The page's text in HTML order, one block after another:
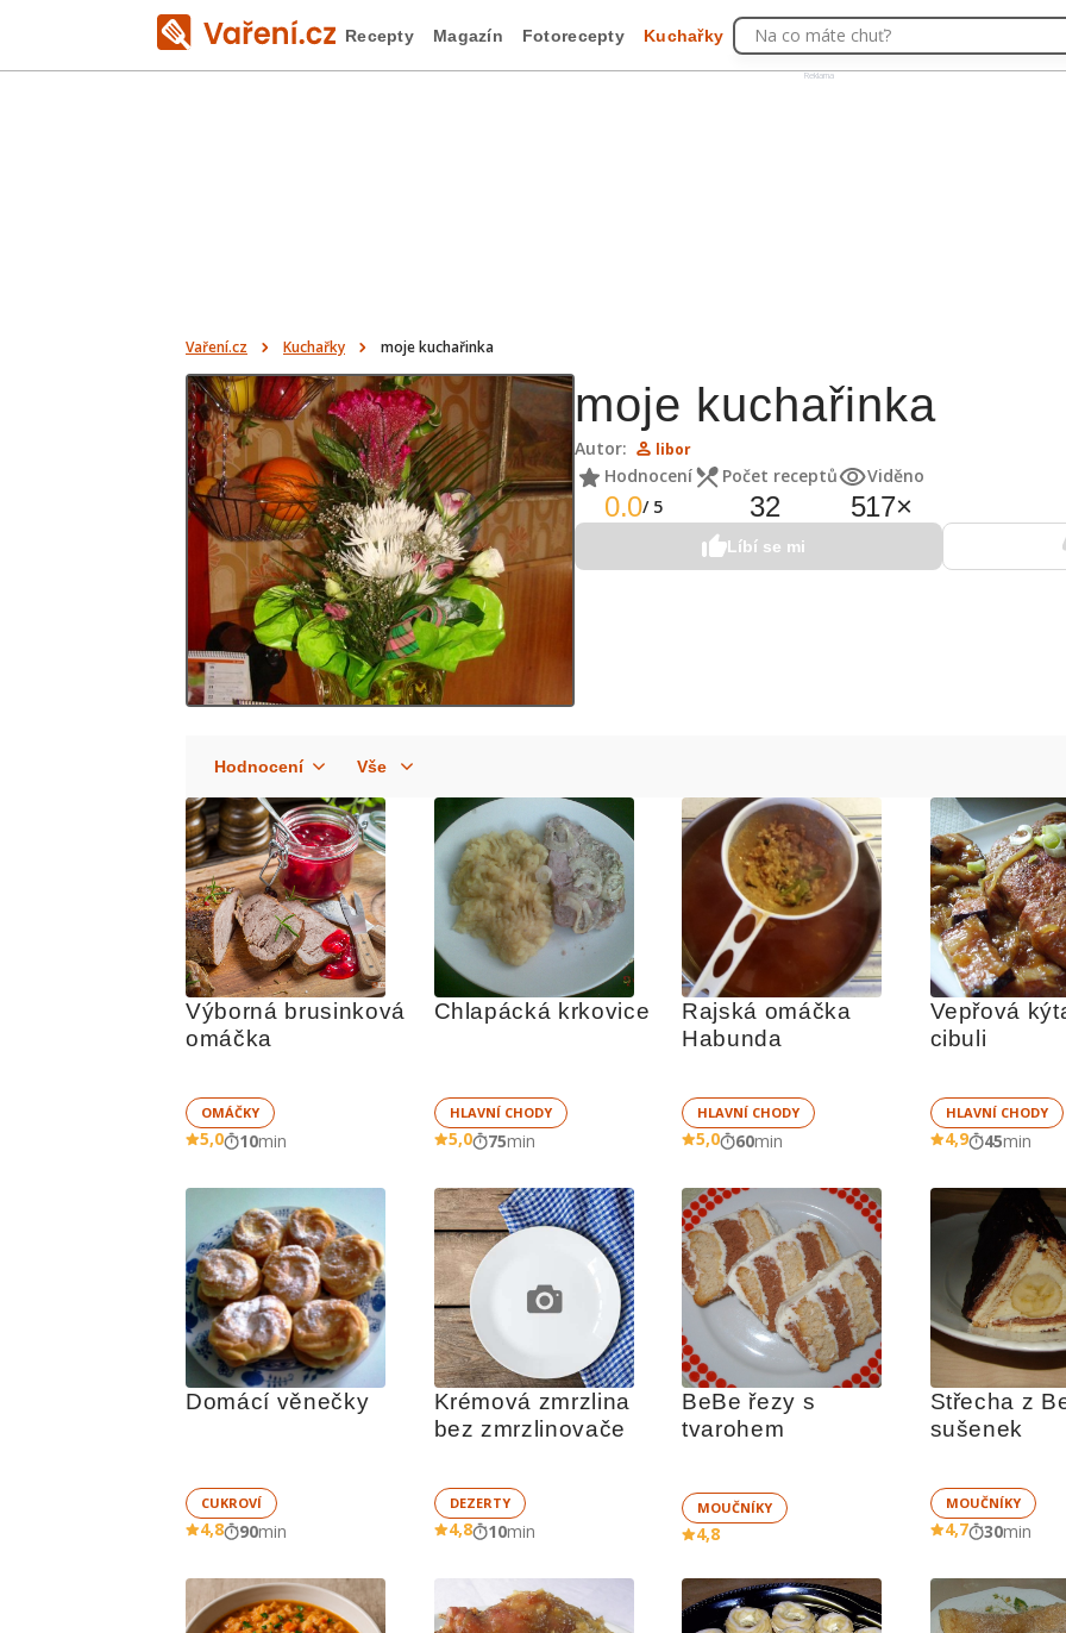
Reklama
Recepty Magazín Fotorecepty Kuchařky Na co máte chuť?
Vaření.cz Kuchařky moje kuchařinka
moje kuchařinka
Autor: libor
Hodnocení
0.0/ 5
Počet receptů
32
Viděno
517×
Líbí se mi
Výborná brusinková
omáčka
OMÁČKY
5,0 10min
Chlapácká krkovice
HLAVNÍ CHODY
5,0 75min
Rajská omáčka
Habunda
HLAVNÍ CHODY
5,0 60min
Vepřová
cibuli
HLAVNÍ CHODY
4,9 45min
Domácí věnečky
CUKROVÍ
4,8 90min
Krémová zmrzlina
bez zmrzlinovače
DEZERTY
4,8 10min
BeBe řezy s
tvarohem
MOUČNÍKY
4,8
Střecha z
sušenek
MOUČNÍKY
4,7 30min